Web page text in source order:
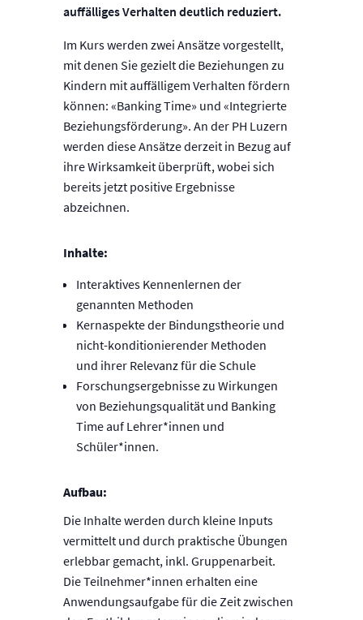
auffälliges Verhalten deutlich reduziert.
Im Kurs werden zwei Ansätze vorgestellt,
mit denen Sie gezielt die Beziehungen zu
Kindern mit auffälligem Verhalten fördern
können: «Banking Time» und «Integrierte
Beziehungsförderung». An der PH Luzern
werden diese Ansätze derzeit in Bezug auf
ihre Wirksamkeit überprüft, wobei sich
bereits jetzt positive Ergebnisse
abzeichnen.
Inhalte:
Interaktives Kennenlernen der
genannten Methoden
Kernaspekte der Bindungstheorie und
nicht-konditionierender Methoden
und ihrer Relevanz für die Schule
Forschungsergebnisse zu Wirkungen
von Beziehungsqualität und Banking
Time auf Lehrer*innen und
Schüler*innen.
Aufbau:
Die Inhalte werden durch kleine Inputs
vermittelt und durch praktische Übungen
erlebbar gemacht, inkl. Gruppenarbeit.
Die Teilnehmer*innen erhalten eine
Anwendungsaufgabe für die Zeit zwischen